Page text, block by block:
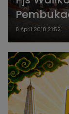
8 April 2018 21:52